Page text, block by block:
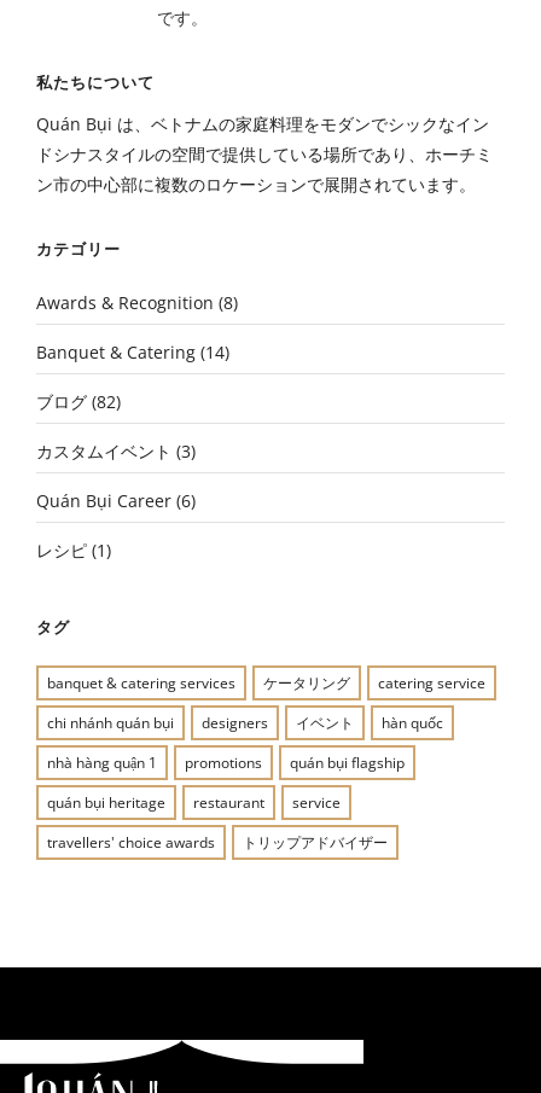
です。
私たちについて
Quán Bụi は、ベトナムの家庭料理をモダンでシックなイン
ドシナスタイルの空間で提供している場所であり、ホーチミ
ン市の中心部に複数のロケーションで展開されています。
カテゴリー
Awards & Recognition (8)
Banquet & Catering (14)
ブログ (82)
カスタムイベント (3)
Quán Bụi Career (6)
レシピ (1)
タグ
banquet & catering services ケータリング
catering service
chi nhánh quán bụi
designers イベント
hàn quốc
nhà hàng quận 1
promotions
quán bụi flagship
quán bụi heritage
restaurant
service
travellers' choice awards
トリップアドバイザー